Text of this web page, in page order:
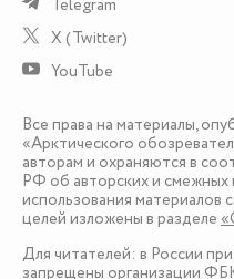
X (Twitter)
YouTube
Все права на материалы,
«Арктического
авторам и охраняются в
РФ об авторских и смежных
использования материалов
целей изложены в разделе
Для читателей: в России
запрещены организации